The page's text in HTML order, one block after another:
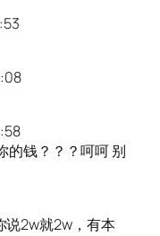
的钱？？？呵呵 别
说2w就2w，有本